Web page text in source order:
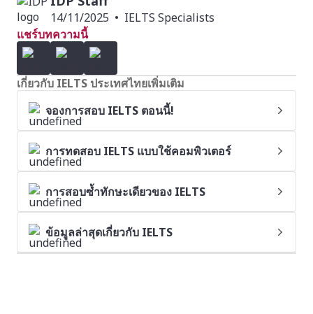
14/11/2025 • IELTS Specialists
แชร์บทความนี้
เกี่ยวกับ IELTS ประเทศไทยเพิ่มเติม
จองการสอบ IELTS ตอนนี้!
การทดสอบ IELTS แบบใช้คอมพิวเตอร์
การสอบซ้ำทักษะเดียวของ IELTS
ข้อมูลล่าสุดเกี่ยวกับ IELTS